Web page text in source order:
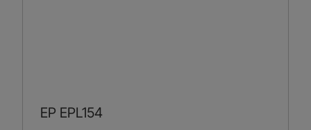
EP EPL154